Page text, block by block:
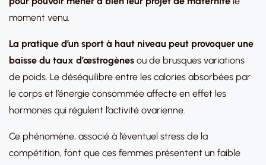
moment venu.
La pratique d’un sport à haut niveau peut provoquer une
baisse du taux d’œstrogènes ou de brusques variations
de poids. Le déséquilibre entre les calories absorbées par
le corps et l’énergie consommée affecte en effet les
hormones qui régulent l’activité ovarienne.
Ce phénomène, associé à l’éventuel stress de la
compétition, font que ces femmes présentent un faible